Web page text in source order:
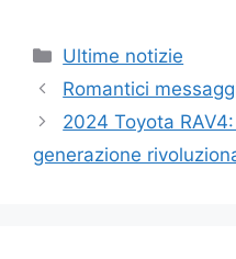
Categories
Ultime notizie
Romantici
2024 Toyota
generazione